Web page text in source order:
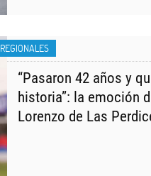
REGIONALES
“Pasaron 42 años y
historia”: la emoción
Lorenzo de Las